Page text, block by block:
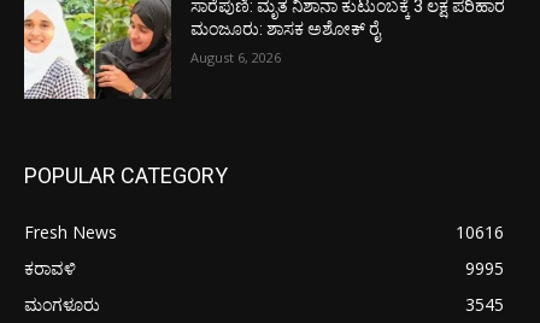
ಸಾರೆಪುಣಿ: ಮೃತ ನಿಶಾನಾ ಕುಟುಂಬಕ್ಕೆ 3 ಲಕ್ಷ ಪರಿಹಾರ
ಮಂಜೂರು: ಶಾಸಕ ಅಶೋಕ್ ರೈ
August 6, 2026
POPULAR CATEGORY
Fresh News
10616
ಕರಾವಳಿ
9995
ಮಂಗಳೂರು
3545